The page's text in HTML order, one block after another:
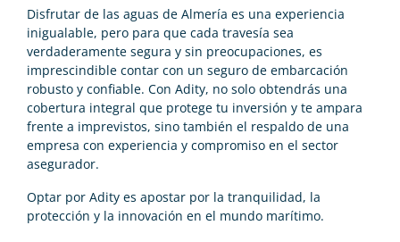
Disfrutar de las aguas de Almería es una experiencia
inigualable, pero para que cada travesía sea
verdaderamente segura y sin preocupaciones, es
imprescindible contar con un seguro de embarcación
robusto y confiable. Con Adity, no solo obtendrás una
cobertura integral que protege tu inversión y te ampara
frente a imprevistos, sino también el respaldo de una
empresa con experiencia y compromiso en el sector
asegurador.
Optar por Adity es apostar por la tranquilidad, la
protección y la innovación en el mundo marítimo.